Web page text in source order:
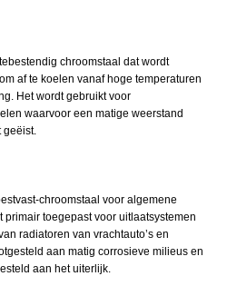
chroomstaal dat wordt
af te koelen vanaf hoge temperaturen
Het wordt gebruikt voor
waarvoor een matige weerstand
chroomstaal voor algemene
toegepast voor uitlaatsystemen
radiatoren van vrachtauto’s en
aan matig corrosieve milieus en
aan het uiterlijk.